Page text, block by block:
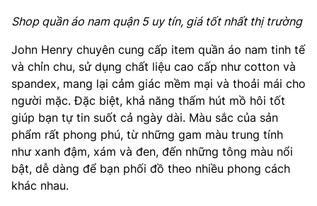
Shop quần áo nam quận 5 uy tín, giá tốt nhất thị trường
John Henry chuyên cung cấp item quần áo nam tinh tế
và chỉn chu, sử dụng chất liệu cao cấp như cotton và
spandex, mang lại cảm giác mềm mại và thoải mái cho
người mặc. Đặc biệt, khả năng thấm hút mồ hôi tốt
giúp bạn tự tin suốt cả ngày dài. Màu sắc của sản
phẩm rất phong phú, từ những gam màu trung tính
như xanh đậm, xám và đen, đến những tông màu nổi
bật, dễ dàng để bạn phối đồ theo nhiều phong cách
khác nhau.